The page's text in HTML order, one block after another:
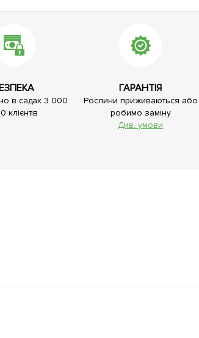
в садах 3 000
клієнтів
ГАРАНТІЯ
Рослини приживаються або
робимо заміну
Див. умови